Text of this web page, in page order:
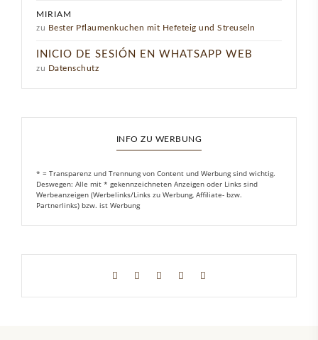
MIRIAM
zu Bester Pflaumenkuchen mit Hefeteig und Streuseln
INICIO DE SESIÓN EN WHATSAPP WEB
zu Datenschutz
INFO ZU WERBUNG
* = Transparenz und Trennung von Content und Werbung sind wichtig.
Deswegen: Alle mit * gekennzeichneten Anzeigen oder Links sind
Werbeanzeigen (Werbelinks/Links zu Werbung, Affiliate- bzw.
Partnerlinks) bzw. ist Werbung